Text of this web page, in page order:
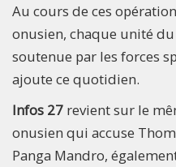
Au cours de ces
onusien, chaque unité
soutenue par les forces
ajoute ce quotidien.
Infos 27 revient sur le
onusien qui accuse
Panga Mandro,